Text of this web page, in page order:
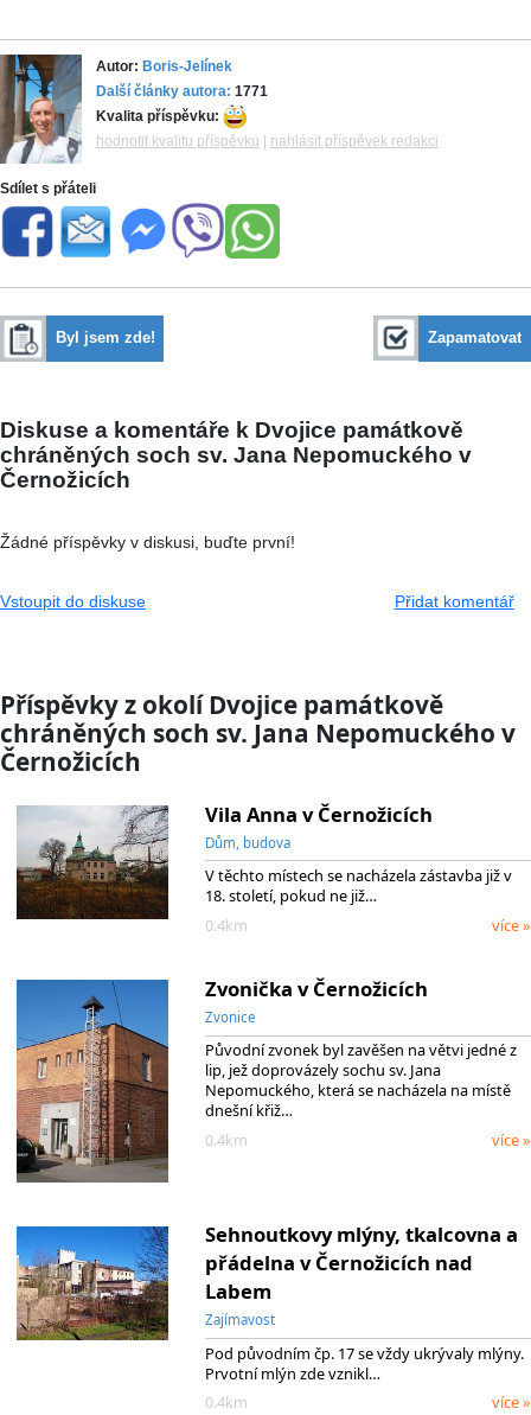
Autor: Boris-Jelínek
Další články autora: 1771
Kvalita příspěvku:
hodnotit kvalitu příspěvku
nahlásit příspěvek redakci
Sdílet s přáteli
Byl jsem zde! Zapamatovat
Diskuse a komentáře k Dvojice památkově
chráněných soch sv. Jana Nepomuckého v
Černožicích
Žádné příspěvky v diskusi, buďte první!
Vstoupit do diskuse Přidat komentář
Příspěvky z okolí Dvojice památkově
chráněných soch sv. Jana Nepomuckého v
Černožicích
Vila Anna v Černožicích
Dům, budova
V těchto místech se nacházela zástavba již v
18. století, pokud ne již…
0.4km
více »
Zvonička v Černožicích
Zvonice
Původní zvonek byl zavěšen na větvi jedné z
lip, jež doprovázely sochu sv. Jana
Nepomuckého, která se nacházela na místě
dnešní křiž…
0.4km
více »
Sehnoutkovy mlýny, tkalcovna a
přádelna v Černožicích nad
Labem
Zajímavost
Pod původním čp. 17 se vždy ukrývaly mlýny.
Prvotní mlýn zde vznikl…
0.4km
více »